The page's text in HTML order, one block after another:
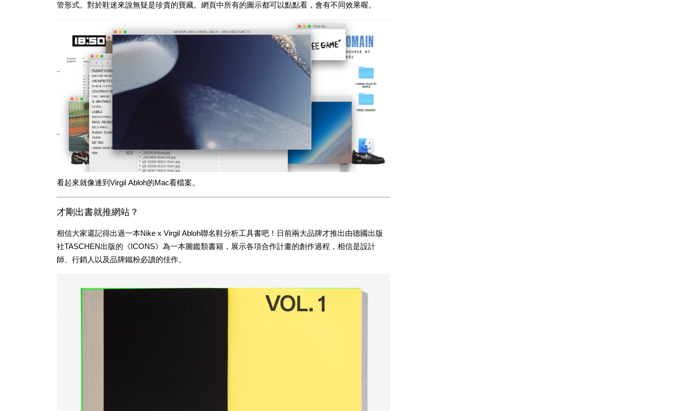
管形式。對於鞋迷來說無疑是珍貴的寶藏。網頁中所有的圖示都可以點點看，會有不同效果喔。
看起來就像連到Virgil Abloh的Mac看檔案。
才剛出書就推網站？
相信大家還記得出過一本Nike x Virgil Abloh聯名鞋分析工具書吧！日前兩大品牌才推出由德國出版
社TASCHEN出版的《ICONS》為一本圖鑑類書籍，展示各項合作計畫的創作過程，相信是設計
師、行銷人以及品牌鐵粉必讀的佳作。